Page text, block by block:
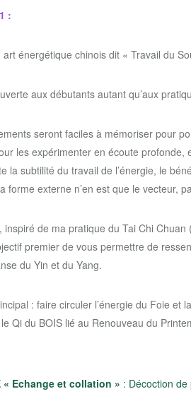
:
art énergétique chinois dit « Travail du
aux débutants autant qu’aux
seront faciles à mémoriser pour
les expérimenter en écoute profonde,
la subtilité du travail de l’énergie, le
forme externe n’en est que le vecteur,
inspiré de ma pratique du Tai Chi
premier de vous permettre de
du Yin et du Yang.
: faire circuler l’énergie du Foie et
Qi du BOIS lié au Renouveau du
« Echange et collation » : Décoction